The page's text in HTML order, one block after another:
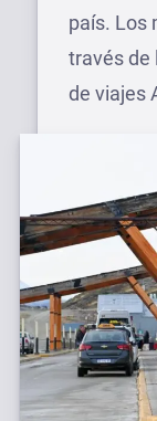
país. Los
través de
de viajes